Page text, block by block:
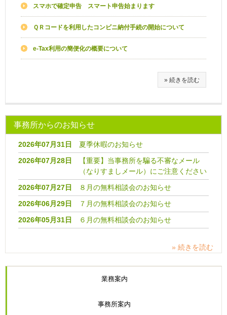
スマホで確定申告 スマート申告始まります
ＱＲコードを利用したコンビニ納付手続の開始について
e-Tax利用の簡便化の概要について
» 続きを読む
事務所からのお知らせ
2026年07月31日
夏季休暇のお知らせ
2026年07月28日
【重要】当事務所を騙る不審なメール
（なりすましメール）にご注意ください
2026年07月27日
８月の無料相談会のお知らせ
2026年06月29日
７月の無料相談会のお知らせ
2026年05月31日
６月の無料相談会のお知らせ
» 続きを読む
業務案内
事務所案内